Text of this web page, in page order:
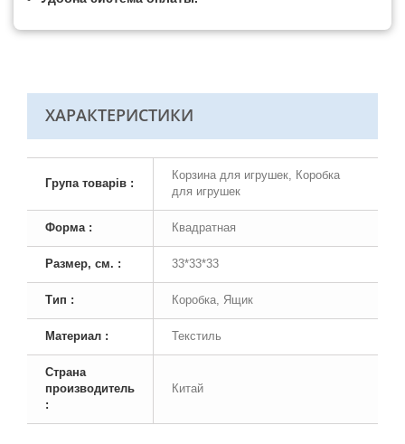
ХАРАКТЕРИСТИКИ
Група товарів :
Корзина для игрушек, Коробка
для игрушек
Форма : Квадратная
Размер, см. : 33*33*33
Тип : Коробка, Ящик
Материал : Текстиль
Страна
производитель
:
Китай